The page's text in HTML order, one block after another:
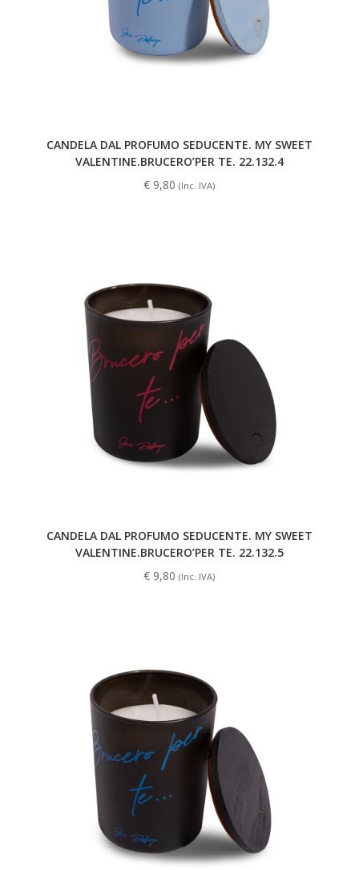
CANDELA DAL PROFUMO SEDUCENTE. MY SWEET
VALENTINE.BRUCERO’PER TE. 22.132.4
€ 9,80 (Inc. IVA)
CANDELA DAL PROFUMO SEDUCENTE. MY SWEET
VALENTINE.BRUCERO’PER TE. 22.132.5
€ 9,80 (Inc. IVA)